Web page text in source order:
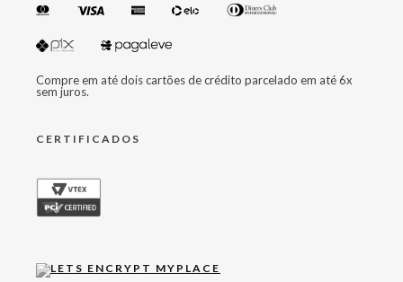
Compre em até dois cartões de crédito parcelado em até 6x
sem juros.
CERTIFICADOS